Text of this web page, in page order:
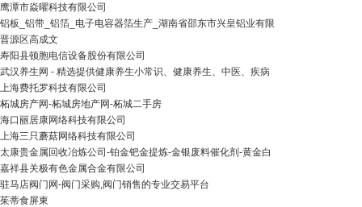
鹰潭市焱曜科技有限公司
铝板_铝带_铝箔_电子电容器箔生产_湖南省邵东市兴皇铝业有限
晋源区高成文
寿阳县顿胞电信设备股份有限公司
武汉养生网 - 精选提供健康养生小常识、健康养生、中医、疾病
上海费托罗科技有限公司
柘城房产网-柘城房地产网-柘城二手房
海口丽居康网络科技有限公司
上海三只蘑菇网络科技有限公司
太康贵金属回收冶炼公司-铂金钯金提炼-金银废料催化剂-黄金白
嘉祥县关极有色金属合金有限公司
驻马店阀门网-阀门采购,阀门销售的专业交易平台
茱蒂食屏東